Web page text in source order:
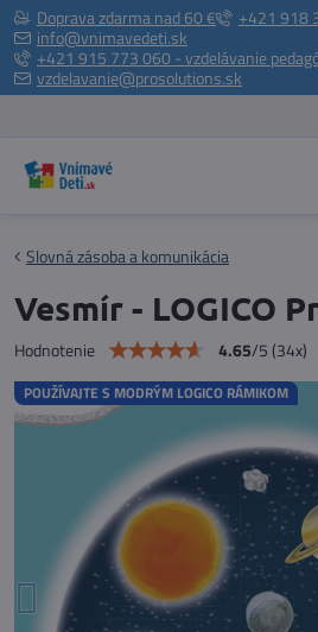
Doprava zdarma nad 60 €
+421 918
info@vnimavedeti.sk
+421 915 773 060 - vzdelávanie
vzdelavanie@prosolutions.sk
POUŽÍVAJTE S MODRÝM LOGICO RÁMIKOM
Slovná zásoba a komunikácia
Vesmír - LOGICO
Hodnotenie 4.65/5(34x)